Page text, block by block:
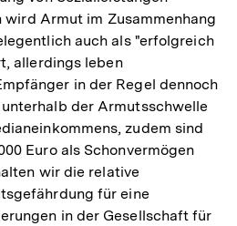
Armut im Zusammenhang
auch als "erfolgreich
allerdings leben
in der Regel dennoch
der Armutsschwelle
zudem sind
Euro als Schonvermögen
wir die relative
für eine
in der Gesellschaft für